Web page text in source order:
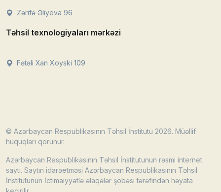
Zərifə Əliyeva 96
Təhsil texnologiyaları mərkəzi
Fətəli Xan Xoyski 109
© Azərbaycan Respublikasının Təhsil İnstitutu 2026. Müəllif
hüquqları qorunur.
Azərbaycan Respublikasının Təhsil İnstitutunun rəsmi internet
saytı. Saytın idarəetməsi Azərbaycan Respublikasının Təhsil
İnstitutunun İctimaiyyətlə əlaqələr şöbəsi tərəfindən həyata